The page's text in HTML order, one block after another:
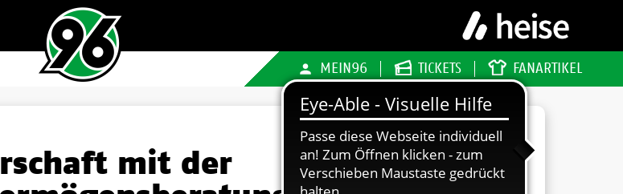
MEIN96 TICKETS FANARTIKEL
mit der